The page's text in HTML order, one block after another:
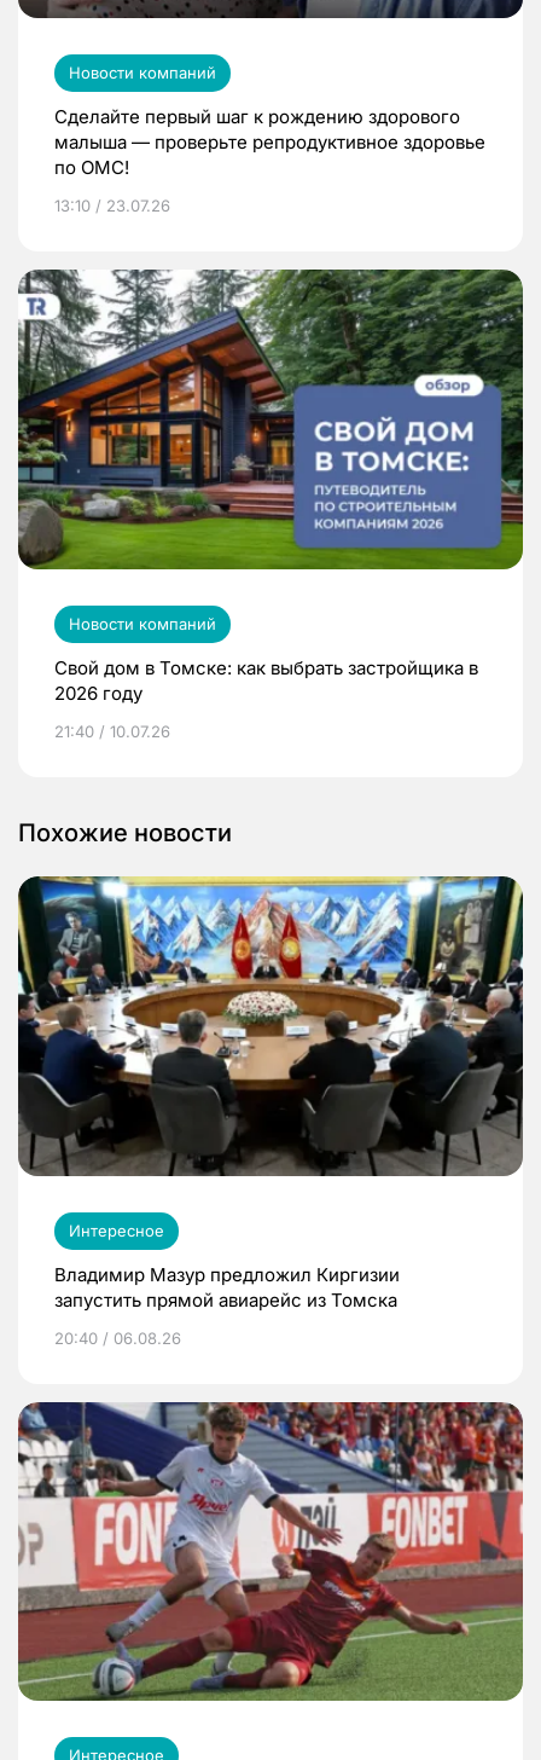
Новости компаний
Сделайте первый шаг к рождению здорового
малыша — проверьте репродуктивное здоровье
по ОМС!
13:10 / 23.07.26
Новости компаний
Свой дом в Томске: как выбрать застройщика в
2026 году
21:40 / 10.07.26
Похожие новости
Интересное
Владимир Мазур предложил Киргизии
запустить прямой авиарейс из Томска
20:40 / 06.08.26
Интересное